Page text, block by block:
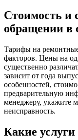
Стоимость и
обращении в
Тарифы на
факторов. Цены на
существенно
зависит от года
особенностей,
предварительную
менеджеру, укажите
неисправность.
Какие услуги